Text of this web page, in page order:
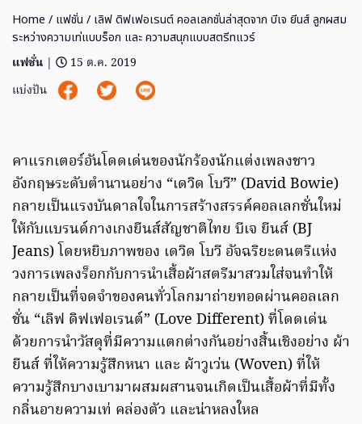
Home / แฟชั่น / เลิฟ ดิฟเฟอเรนต์ คอลเลกชั่นล่าสุดจาก บีเจ ยีนส์ ลูกผสม
ระหว่างความเท่แบบร็อก และ ความสนุกแบบสตรีทแวร์
แฟชั่น |
15 ต.ค. 2019
แบ่งปัน
คาแรกเตอร์อันโดดเด่นของนักร้องนักแต่งเพลงชาว
อังกฤษระดับตำนานอย่าง “เดวิด โบวี” (David Bowie)
กลายเป็นแรงบันดาลใจในการสร้างสรรค์คอลเลกชั่นใหม่
ให้กับแบรนด์กางเกงยีนส์สัญชาติไทย บีเจ ยีนส์ (BJ
Jeans) โดยหยิบภาพของ เดวิด โบวี อัจฉริยะดนตรีแห่ง
วงการเพลงร็อกกับการนำเสื้อผ้าสตรีมาสวมใส่จนทำให้
กลายเป็นที่จดจำของคนทั่วโลกมาถ่ายทอดผ่านคอลเลก
ชั่น “เลิฟ ดิฟเฟอเรนต์” (Love Different) ที่โดดเด่น
ด้วยการนำวัสดุที่มีความแตกต่างกันอย่างสิ้นเชิงอย่าง ผ้า
ยีนส์ ที่ให้ความรู้สึกหนา และ ผ้าวูเว่น (Woven) ที่ให้
ความรู้สึกบางเบามาผสมผสานจนเกิดเป็นเสื้อผ้าที่มีทั้ง
กลิ่นอายความเท่ คล่องตัว และน่าหลงใหล